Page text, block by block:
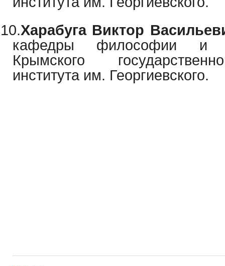
10.Харабуга Виктор
кафедры философии и
Крымского
института им. Георгиевского.